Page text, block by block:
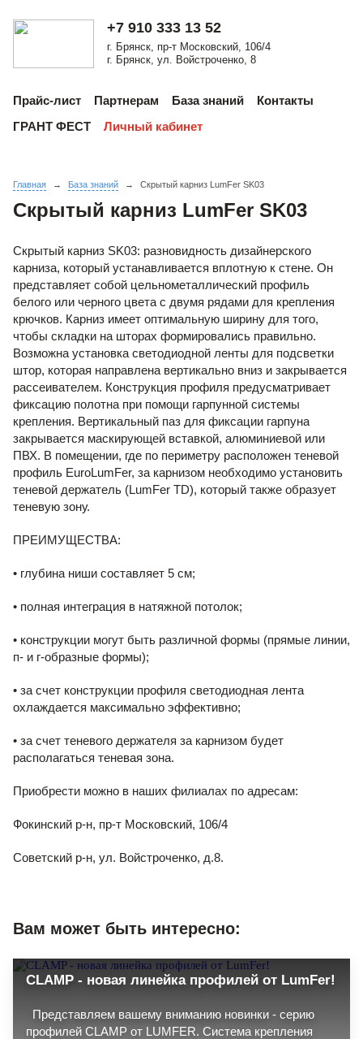
+7 910 333 13 52
г. Брянск, пр-т Московский, 106/4
г. Брянск, ул. Войстроченко, 8
Прайс-лист Партнерам База знаний
Контакты
ГРАНТ ФЕСТ
Личный кабинет
Главная → База знаний → Скрытый карниз LumFer SK03
Скрытый карниз LumFer SK03
Скрытый карниз SK03: разновидность дизайнерского
карниза, который устанавливается вплотную к стене. Он
представляет собой цельнометаллический профиль
белого или черного цвета с двумя рядами для крепления
крючков. Карниз имеет оптимальную ширину для того,
чтобы складки на шторах формировались правильно.
Возможна установка светодиодной ленты для подсветки
штор, которая направлена вертикально вниз и закрывается
рассеивателем. Конструкция профиля предусматривает
фиксацию полотна при помощи гарпунной системы
крепления. Вертикальный паз для фиксации гарпуна
закрывается маскирующей вставкой, алюминиевой или
ПВХ. В помещении, где по периметру расположен теневой
профиль EuroLumFer, за карнизом необходимо установить
теневой держатель (LumFer TD), который также образует
теневую зону.
ПРЕИМУЩЕСТВА:
• глубина ниши составляет 5 см;
• полная интеграция в натяжной потолок;
• конструкции могут быть различной формы (прямые линии,
п- и г-образные формы);
• за счет конструкции профиля светодиодная лента
охлаждается максимально эффективно;
• за счет теневого держателя за карнизом будет
располагаться теневая зона.
Приобрести можно в наших филиалах по адресам:
Фокинский р-н, пр-т Московский, 106/4
Советский р-н, ул. Войстроченко, д.8.
Вам может быть интересно:
CLAMP - новая линейка профилей от LumFer!
Представляем вашему вниманию новинки - серию
профилей CLAMP от LUMFER. Система крепления